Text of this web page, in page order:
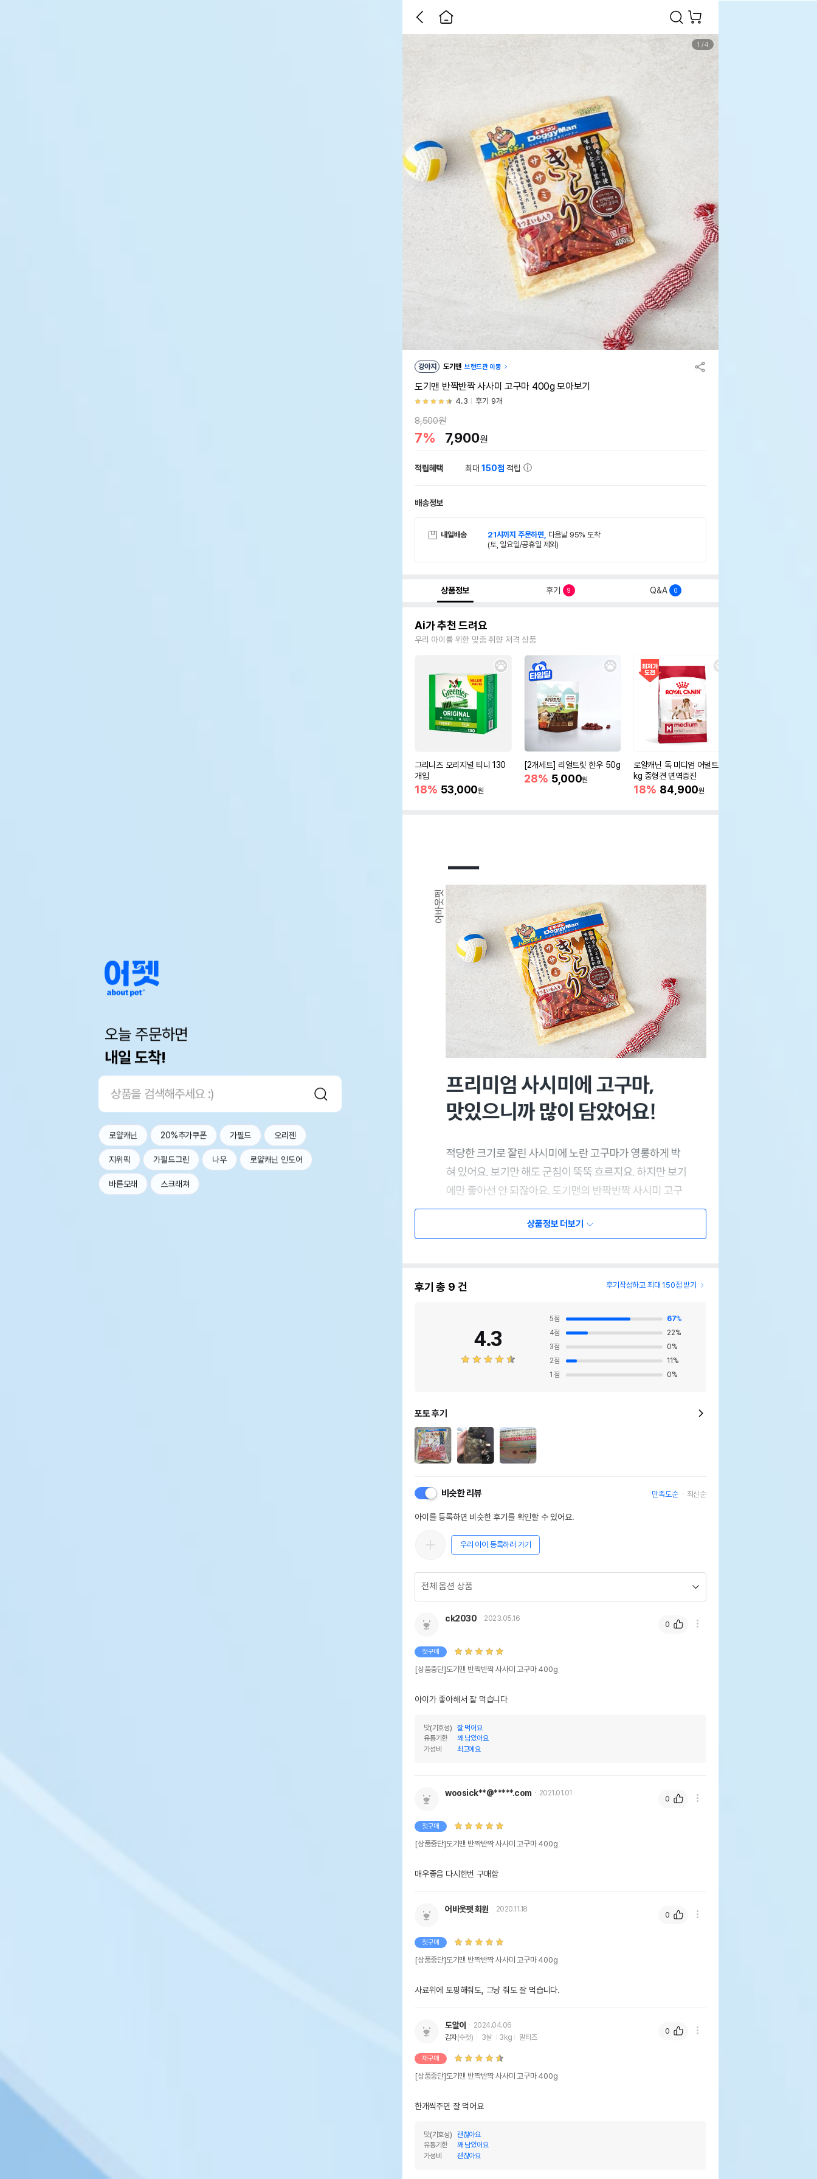
오늘 주문하면
내일 도착!
로얄캐닌 20%추가쿠폰 가필드 오리젠
지위픽 가필드그린 나우 로얄캐닌 인도어
바른모래 스크래쳐
1 /4
강아지 도기맨 브랜드관 이동
도기맨 반짝반짝 사사미 고구마 400g 모아보기
4.3 후기 9개
8,500원
7% 7,900원
적립혜택 최대150점 적립
배송정보
내일배송 21시까지 주문하면, 다음날 95% 도착
(토, 일요일/공휴일 제외)
상품정보 후기 9 Q&A 0
Ai가 추천 드려요
우리 아이를 위한 맞춤 취향 저격 상품
그리니즈 오리지널 티니 130
개입
18% 53,000원
[2개세트] 리얼트릿 한우 50g
28% 5,000원
로얄캐닌 독 미디엄 어덜트 10
kg 중형견 면역증진
18% 84,900원
상품정보 더보기
후기 총 9 건 후기작성하고 최대 150점 받기
4.3
5점 67%
4점 22%
3점 0%
2점 11 %
1 점 0%
포토 후기
2
비슷한 리뷰 만족도순 최신순
아이를 등록하면 비슷한 후기를 확인할 수 있어요.
우리 아이 등록하러 가기
ck2030 2023.05.16
첫구매
[상품중단]도기맨 반짝반짝 사사미 고구마 400g
아이가 좋아해서 잘 먹습니다
맛(기호성)
잘 먹어요
유통기한
꽤 남았어요
가성비
최고에요
0
woosick**@*****.com 2021.01.01
첫구매
[상품중단]도기맨 반짝반짝 사사미 고구마 400g
매우좋음 다시한번 구매함
0
어바웃펫 회원 2020.11.18
첫구매
[상품중단]도기맨 반짝반짝 사사미 고구마 400g
사료위에 토핑해줘도, 그냥 줘도 잘 먹습니다.
0
도알이
2024.04.06
감자(수컷) 3살 3kg 말티즈
재구매
[상품중단]도기맨 반짝반짝 사사미 고구마 400g
한개씩주면 잘 먹어요
맛(기호성)
괜찮아요
유통기한
꽤 남았어요
가성비
괜찮아요
0